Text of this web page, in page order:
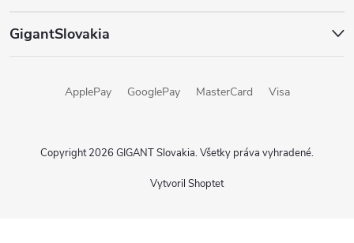
GigantSlovakia
ApplePay GooglePay MasterCard Visa
Vytvoril Shoptet
Copyright 2026 GIGANT Slovakia. Všetky práva vyhradené.